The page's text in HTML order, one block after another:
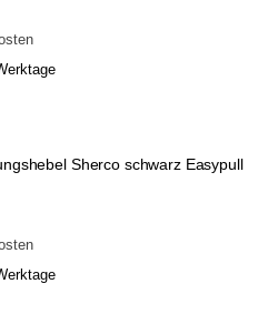
Sherco schwarz Easypull